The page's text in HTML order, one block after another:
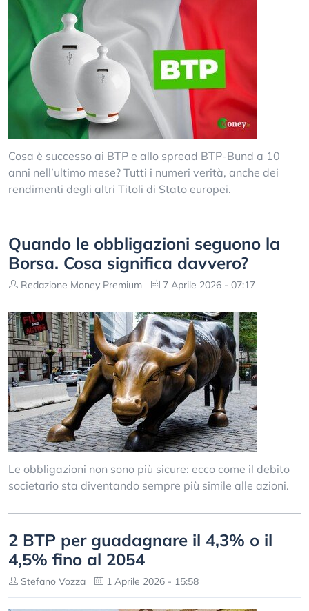
Cosa è successo ai BTP e allo spread BTP-Bund a 10
anni nell’ultimo mese? Tutti i numeri verità, anche dei
rendimenti degli altri Titoli di Stato europei.
Quando le obbligazioni seguono la
Borsa. Cosa significa davvero?
Redazione Money Premium 7 Aprile 2026 - 07:17
Le obbligazioni non sono più sicure: ecco come il debito
societario sta diventando sempre più simile alle azioni.
2 BTP per guadagnare il 4,3% o il
4,5% fino al 2054
Stefano Vozza 1 Aprile 2026 - 15:58